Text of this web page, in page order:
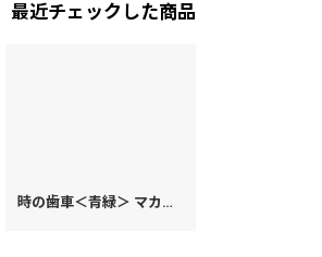
最近チェックした商品
時の歯車＜青緑＞ マカロンポーチ（金唐柄）［t］